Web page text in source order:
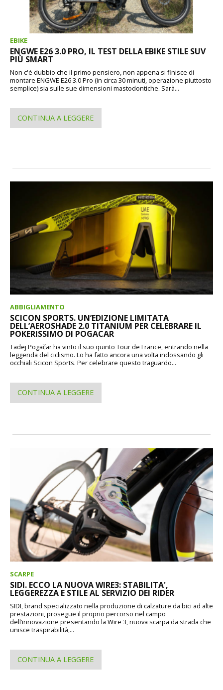
EBIKE
ENGWE E26 3.0 PRO, IL TEST DELLA EBIKE STILE SUV
PIÙ SMART
Non c'è dubbio che il primo pensiero, non appena si finisce di
montare ENGWE E26 3.0 Pro (in circa 30 minuti, operazione piuttosto
semplice) sia sulle sue dimensioni mastodontiche. Sarà...
CONTINUA A LEGGERE
ABBIGLIAMENTO
SCICON SPORTS. UN’EDIZIONE LIMITATA
DELL’AEROSHADE 2.0 TITANIUM PER CELEBRARE IL
POKERISSIMO DI POGACAR
Tadej Pogačar ha vinto il suo quinto Tour de France, entrando nella
leggenda del ciclismo. Lo ha fatto ancora una volta indossando gli
occhiali Scicon Sports. Per celebrare questo traguardo...
CONTINUA A LEGGERE
SCARPE
SIDI. ECCO LA NUOVA WIRE3: STABILITA',
LEGGEREZZA E STILE AL SERVIZIO DEI RIDER
SIDI, brand specializzato nella produzione di calzature da bici ad alte
prestazioni, prosegue il proprio percorso nel campo
dell’innovazione presentando la Wire 3, nuova scarpa da strada che
unisce traspirabilità,...
CONTINUA A LEGGERE